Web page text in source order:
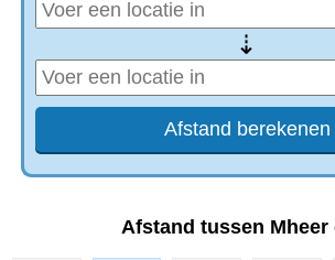
⇢
Afstand tussen Mheer